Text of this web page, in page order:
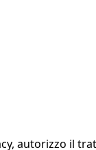
autorizzo il